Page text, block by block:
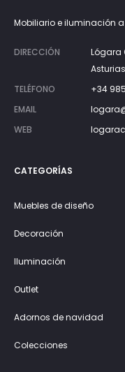
Mobiliario e iluminación
DIRECCIÓN
Lógara
Asturias
TELÉFONO
+34
EMAIL
WEB
CATEGORÍAS
Muebles de diseño
Decoración
Iluminación
Outlet
Adornos de navidad
Colecciones